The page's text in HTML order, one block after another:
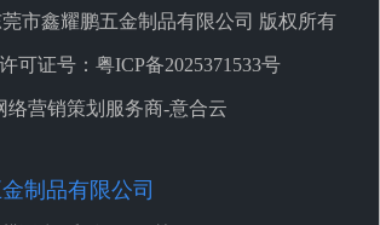
市鑫耀鹏五金制品有限公司 版权所有
可证号： 粤ICP备2025371533号
络营销策划服务商-意合云
制品有限公司